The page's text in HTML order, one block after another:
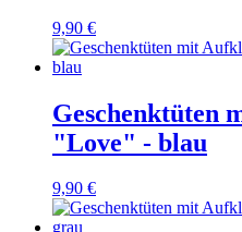
9,90 €
Geschenktüten
"Love" - blau
9,90 €